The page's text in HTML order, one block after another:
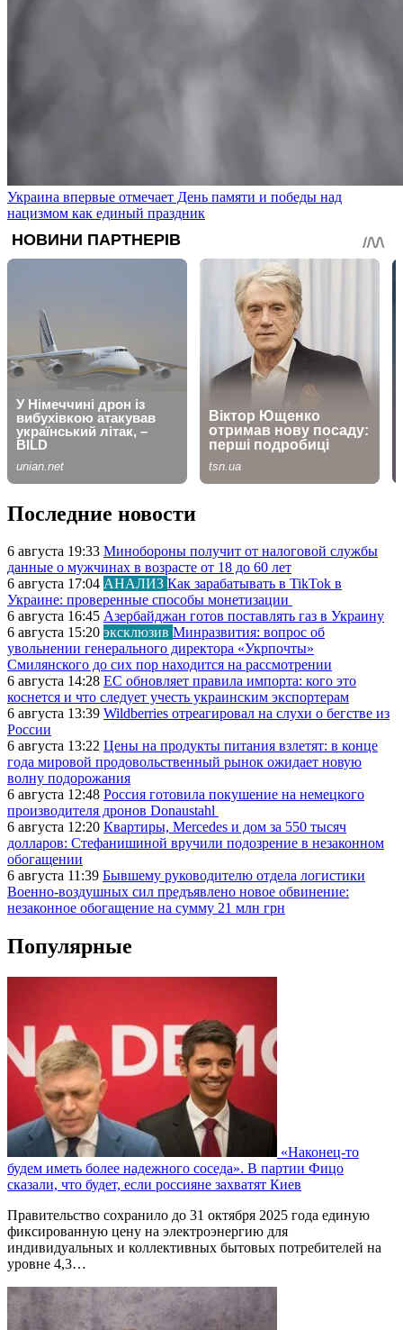
Украина впервые отмечает День памяти и победы над
нацизмом как единый праздник
Последние новости
6 августа 19:33 Минобороны получит от налоговой службы
данные о мужчинах в возрасте от 18 до 60 лет
6 августа 17:04 АНАЛИЗ Как зарабатывать в TikTok в
Украине: проверенные способы монетизации
6 августа 16:45 Азербайджан готов поставлять газ в Украину
6 августа 15:20 эксклюзив Минразвития: вопрос об
увольнении генерального директора «Укрпочты»
Смилянского до сих пор находится на рассмотрении
6 августа 14:28 ЕС обновляет правила импорта: кого это
коснется и что следует учесть украинским экспортерам
6 августа 13:39 Wildberries отреагировал на слухи о бегстве из
России
6 августа 13:22 Цены на продукты питания взлетят: в конце
года мировой продовольственный рынок ожидает новую
волну подорожания
6 августа 12:48 Россия готовила покушение на немецкого
производителя дронов Donaustahl
6 августа 12:20 Квартиры, Mercedes и дом за 550 тысяч
долларов: Стефанишиной вручили подозрение в незаконном
обогащении
6 августа 11:39 Бывшему руководителю отдела логистики
Военно-воздушных сил предъявлено новое обвинение:
незаконное обогащение на сумму 21 млн грн
Популярные
«Наконец-то
будем иметь более надежного соседа». В партии Фицо
сказали, что будет, если россияне захватят Киев
Правительство сохранило до 31 октября 2025 года единую
фиксированную цену на электроэнергию для
индивидуальных и коллективных бытовых потребителей на
уровне 4,3…